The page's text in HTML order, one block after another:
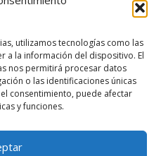
utilizamos tecnologías como las
a la información del dispositivo. El
nos permitirá procesar datos
o las identificaciones únicas
consentimiento, puede afectar
y funciones.